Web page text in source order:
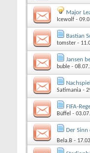
Major
Icewolf -
Bastian
tomster -
Jansen
buble -
Satimania -
FIFA-
Büffel -
Der Sinn
Bela.B -